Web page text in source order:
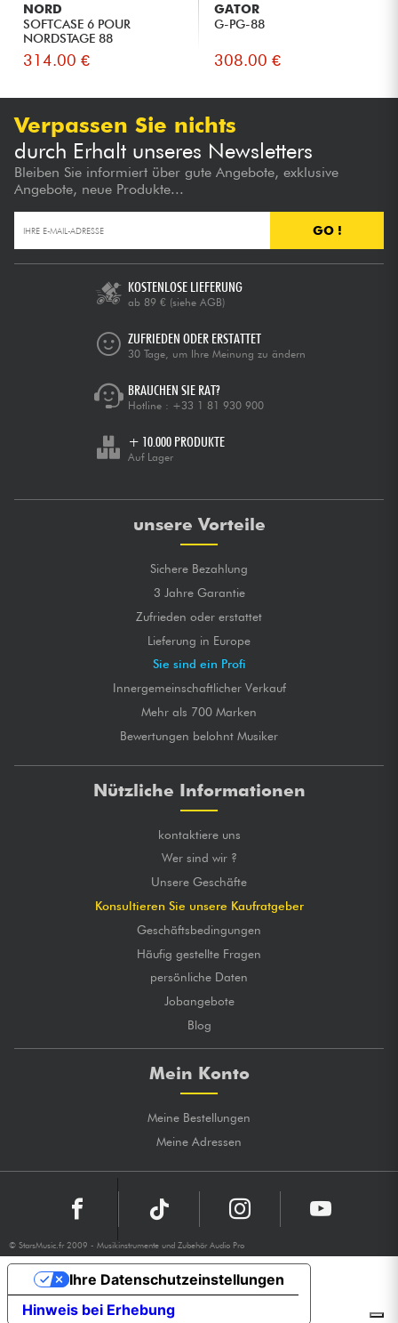
NORD
SOFTCASE 6 POUR
NORDSTAGE 88
314.00 €
GATOR
G-PG-88
308.00 €
Verpassen Sie nichts
durch Erhalt unseres Newsletters
Bleiben Sie informiert über gute Angebote, exklusive
Angebote, neue Produkte...
GO !
KOSTENLOSE LIEFERUNG
ab 89 € (siehe AGB)
ZUFRIEDEN ODER ERSTATTET
30 Tage, um Ihre Meinung zu ändern
BRAUCHEN SIE RAT?
Hotline : +33 1 81 930 900
+ 10.000 PRODUKTE
Auf Lager
unsere Vorteile
Sichere Bezahlung
3 Jahre Garantie
Zufrieden oder erstattet
Lieferung in Europe
Sie sind ein Profi
Innergemeinschaftlicher Verkauf
Mehr als 700 Marken
Bewertungen belohnt Musiker
Nützliche Informationen
kontaktiere uns
Wer sind wir ?
Unsere Geschäfte
Konsultieren Sie unsere Kaufratgeber
Geschäftsbedingungen
Häufig gestellte Fragen
persönliche Daten
Jobangebote
Blog
Mein Konto
Meine Bestellungen
Meine Adressen
© StarsMusic.fr 2009 - Musikinstrumente und Zubehör Audio Pro
Hinweis bei Erhebung
Ihre Datenschutzeinstellungen